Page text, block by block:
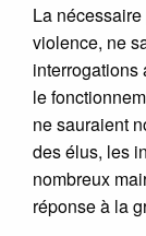
La
violence, ne
interrogations
le
ne sauraient
des élus, les
nombreux
réponse à la